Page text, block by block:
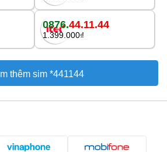
0876.44.11.44
1.399.000₫
thêm sim *441144